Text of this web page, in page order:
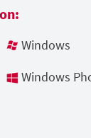
Windows
Windows